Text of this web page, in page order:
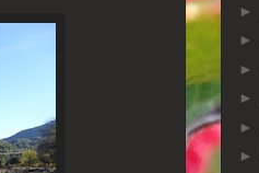
►
►
►
►
►
►